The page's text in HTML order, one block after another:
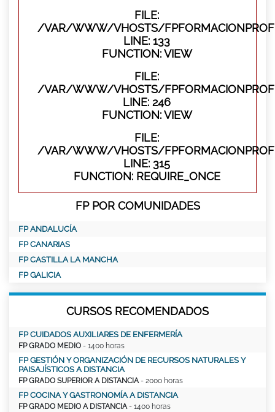
FILE:
/VAR/WWW/VHOSTS/
LINE: 133
FUNCTION: VIEW
FILE:
/VAR/WWW/VHOSTS/
LINE: 246
FUNCTION: VIEW
FILE:
/VAR/WWW/VHOSTS/
LINE: 315
FUNCTION: REQUIRE_ONCE
FP POR COMUNIDADES
FP ANDALUCÍA
FP CANARIAS
FP CASTILLA LA MANCHA
FP GALICIA
CURSOS RECOMENDADOS
FP CUIDADOS AUXILIARES DE ENFERMERÍA
FP GRADO MEDIO - 1400 horas
FP GESTIÓN Y ORGANIZACIÓN DE RECURSOS NATURALES Y
PAISAJÍSTICOS A DISTANCIA
FP GRADO SUPERIOR A DISTANCIA- 2000 horas
FP COCINA Y GASTRONOMÍA A DISTANCIA
FP GRADO MEDIO A DISTANCIA- 1400 horas